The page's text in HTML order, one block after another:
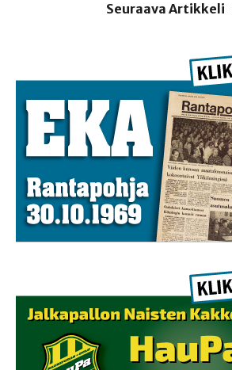
Seuraava Artikkeli